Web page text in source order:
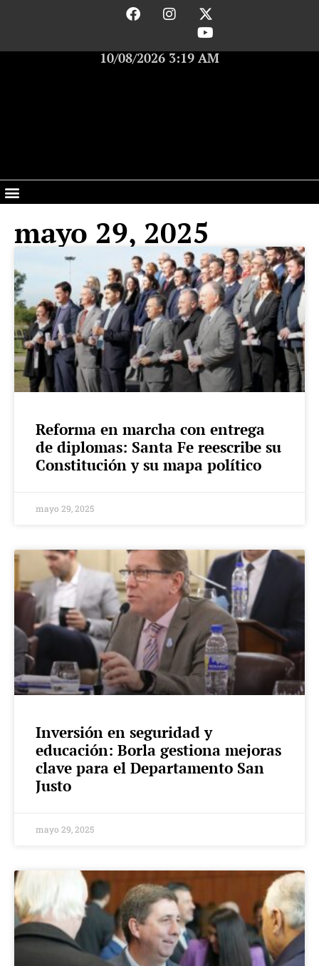
10/08/2026 3:19 AM
mayo 29, 2025
Reforma en marcha con entrega
de diplomas: Santa Fe reescribe su
Constitución y su mapa político
mayo 29, 2025
Inversión en seguridad y
educación: Borla gestiona mejoras
clave para el Departamento San
Justo
mayo 29, 2025